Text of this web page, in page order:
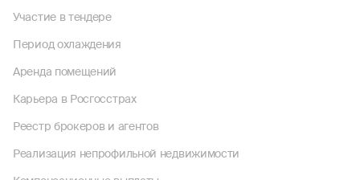
Участие в тендере
Период охлаждения
Аренда помещений
Карьера в Росгосстрах
Реестр брокеров и агентов
Реализация непрофильной недвижимости